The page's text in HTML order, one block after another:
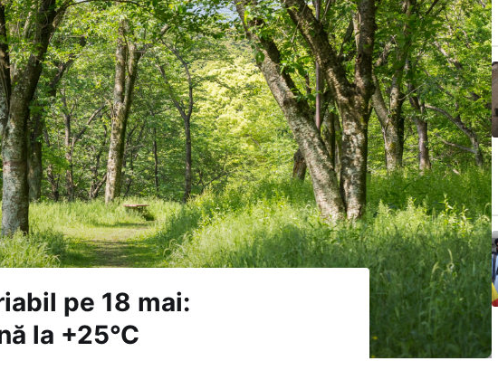
pe 18 mai:
la +25°C